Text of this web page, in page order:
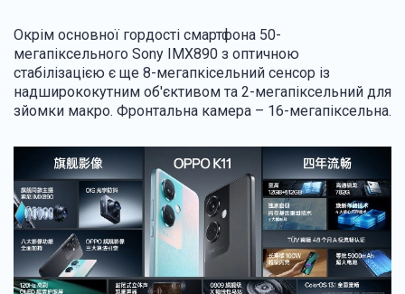
Окрім основної гордості смартфона 50-
мегапіксельного Sony IMX890 з оптичною
стабілізацією є ще 8-мегапкісельний сенсор із
надширококутним об'єктивом та 2-мегапіксельний для
зйомки макро. Фронтальна камера – 16-мегапіксельна.